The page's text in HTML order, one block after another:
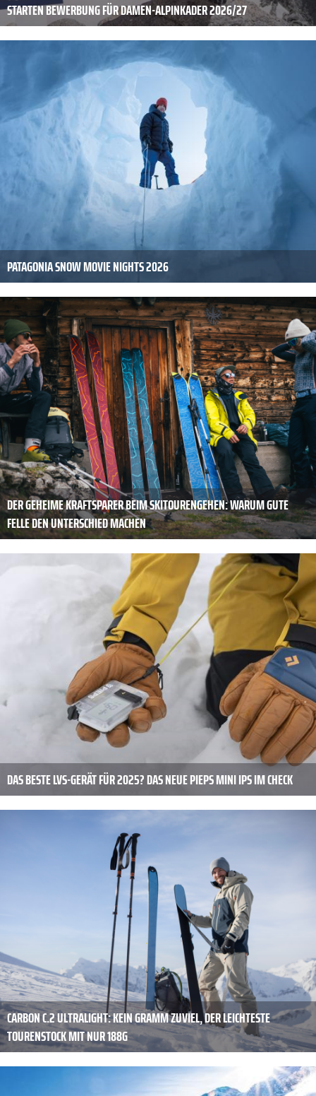
STARTEN BEWERBUNG FÜR DAMEN-ALPINKADER 2026/27
PATAGONIA SNOW MOVIE NIGHTS 2026
DER GEHEIME KRAFTSPARER BEIM SKITOURENGEHEN: WARUM GUTE
FELLE DEN UNTERSCHIED MACHEN
DAS BESTE LVS-GERÄT FÜR 2025? DAS NEUE PIEPS MINI IPS IM CHECK
CARBON C.2 ULTRALIGHT: KEIN GRAMM ZUVIEL, DER LEICHTESTE
TOURENSTOCK MIT NUR 188G